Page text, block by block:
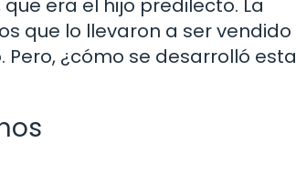
era el hijo predilecto. La
que lo llevaron a ser vendido
¿cómo se desarrolló esta